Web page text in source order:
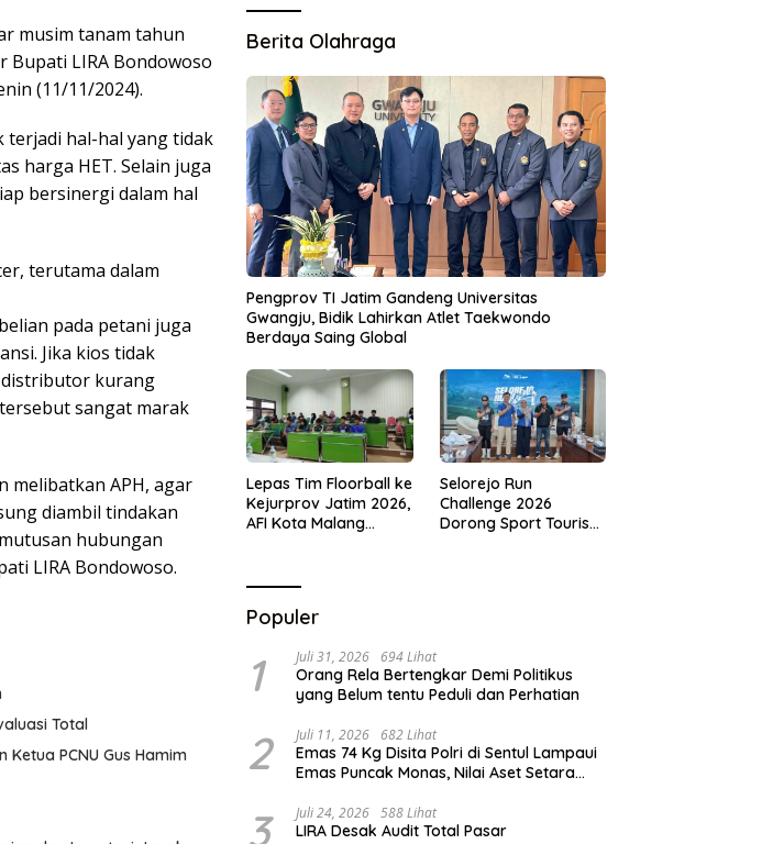
musim tanam tahun
Bupati LIRA Bondowoso
(11/11/2024).
hal-hal yang tidak
harga HET. Selain juga
bersinergi dalam hal
terutama dalam
pada petani juga
Jika kios tidak
distributor kurang
sangat marak
melibatkan APH, agar
diambil tindakan
hubungan
LIRA Bondowoso.
Total
PCNU Gus Hamim
Berita Olahraga
Pengprov TI Jatim Gandeng Universitas
Gwangju, Bidik Lahirkan Atlet Taekwondo
Berdaya Saing Global
Lepas Tim Floorball ke
Kejurprov Jatim 2026,
AFI Kota Malang
Selorejo Run
Challenge 2026
Dorong Sport Tourism
Populer
1 Juli 31, 2026 694 Lihat
Orang Rela Bertengkar Demi Politikus
yang Belum tentu Peduli dan Perhatian
2 Juli 11, 2026 682 Lihat
Emas 74 Kg Disita Polri di Sentul Lampaui
Emas Puncak Monas, Nilai Aset Setara
3 Juli 24, 2026 588 Lihat
LIRA Desak Audit Total Pasar